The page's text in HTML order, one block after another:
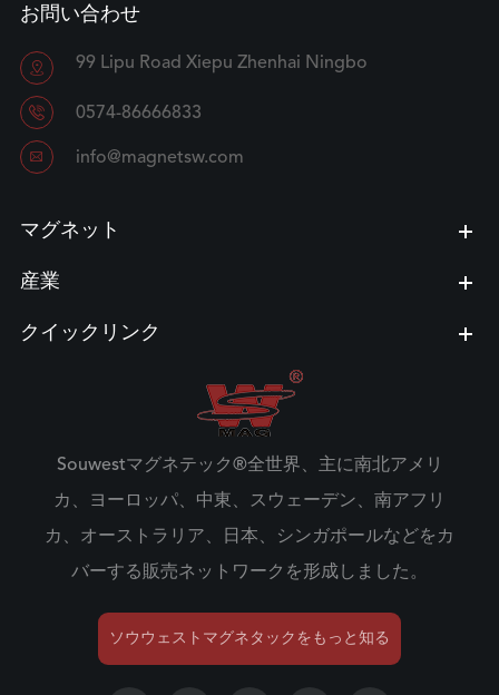
お問い合わせ
 99 Lipu Road Xiepu Zhenhai Ningbo
 0574-86666833
 info@magnetsw.com
マグネット
産業
クイックリンク
Souwestマグネテック®全世界、主に南北アメリ
カ、ヨーロッパ、中東、スウェーデン、南アフリ
カ、オーストラリア、日本、シンガポールなどをカ
バーする販売ネットワークを形成しました。
ソウウェストマグネタックをもっと知る